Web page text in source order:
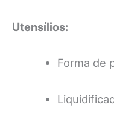
Utensílios:
Forma de